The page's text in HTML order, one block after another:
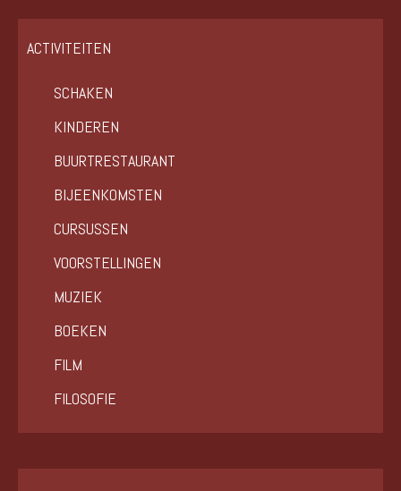
ACTIVITEITEN
SCHAKEN
KINDEREN
BUURTRESTAURANT
BIJEENKOMSTEN
CURSUSSEN
VOORSTELLINGEN
MUZIEK
BOEKEN
FILM
FILOSOFIE